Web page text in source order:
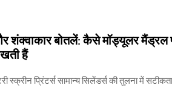
शंक्वाकार बोतलें: कैसे मॉड्यूलर मैंड्रल
हैं
स्क्रीन प्रिंटर्स सामान्य सिलेंडर्स की तुलना में